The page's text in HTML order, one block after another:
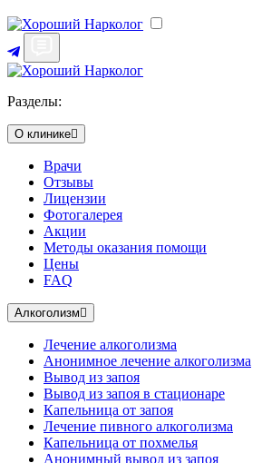
Разделы:
О клинике
Врачи
Отзывы
Лицензии
Фотогалерея
Акции
Методы оказания помощи
Цены
FAQ
Алкоголизм
Лечение алкоголизма
Анонимное лечение алкоголизма
Вывод из запоя
Вывод из запоя в стационаре
Капельница от запоя
Лечение пивного алкоголизма
Капельница от похмелья
Анонимный вывод из запоя